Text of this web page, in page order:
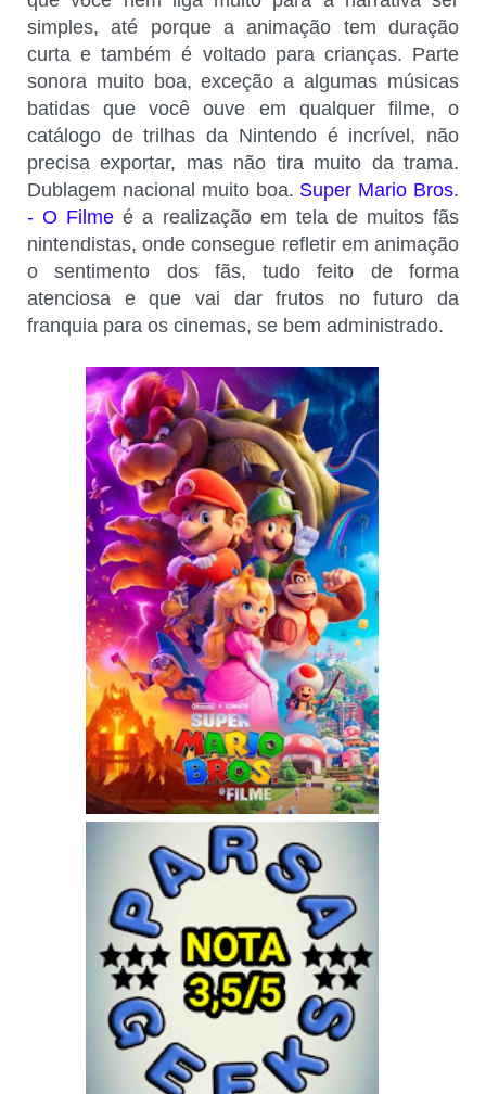
simples, até porque a animação tem duração
curta e também é voltado para crianças. Parte
sonora muito boa, exceção a algumas músicas
batidas que você ouve em qualquer filme, o
catálogo de trilhas da Nintendo é incrível, não
precisa exportar, mas não tira muito da trama.
Dublagem nacional muito boa. Super Mario Bros.
- O Filme é a realização em tela de muitos fãs
nintendistas, onde consegue refletir em animação
o sentimento dos fãs, tudo feito de forma
atenciosa e que vai dar frutos no futuro da
franquia para os cinemas, se bem administrado.